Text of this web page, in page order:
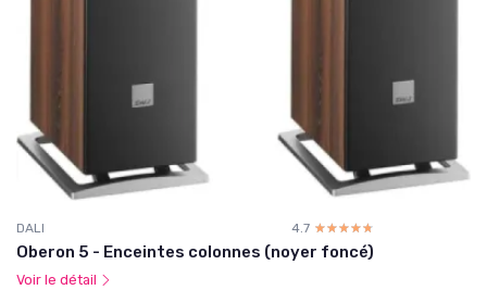
DALI 4.7 ☆☆☆☆☆
★★★★★
Oberon 5 - Enceintes colonnes (noyer foncé)
Voir le détail